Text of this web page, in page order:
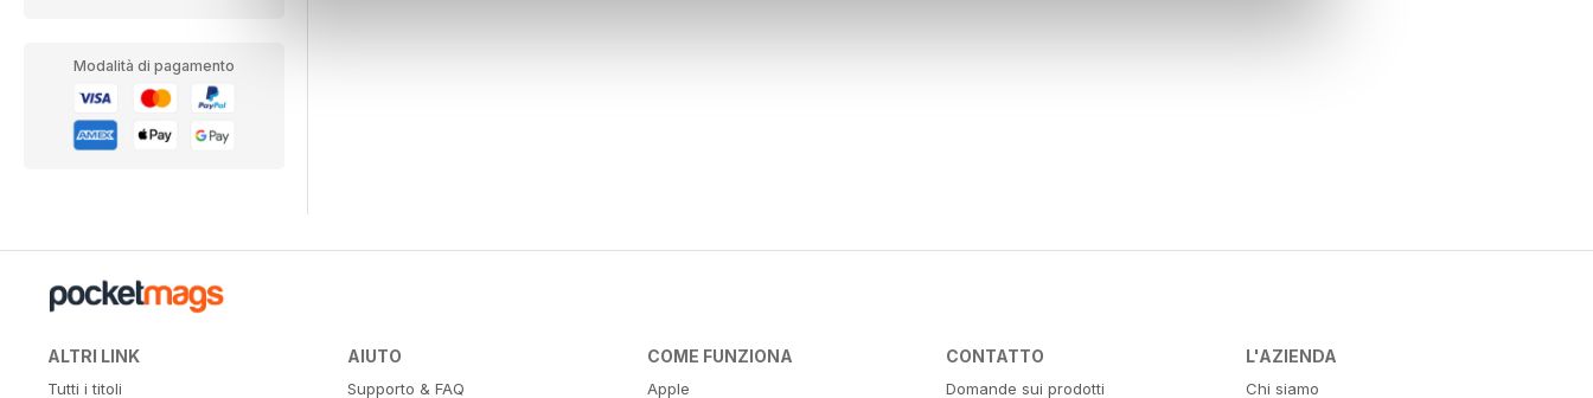
Modalità di pagamento
ALTRI LINK
Tutti i titoli
AIUTO
Supporto & FAQ
COME FUNZIONA
Apple
CONTATTO
Domande sui prodotti
L'AZIENDA
Chi siamo